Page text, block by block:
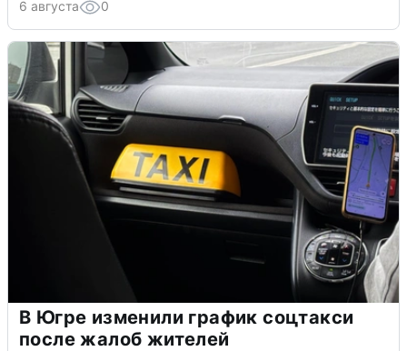
6 августа 0
В Югре изменили график соцтакси
после жалоб жителей